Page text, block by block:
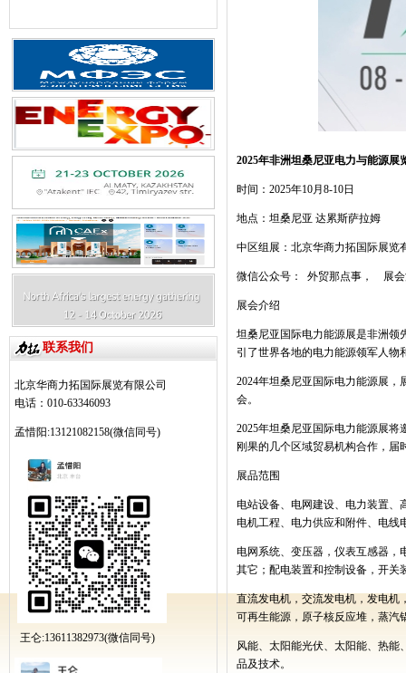
联系我们
北京华商力拓国际展览有限公司
电话：010-63346093
孟惜阳:13121082158(微信同号)
王仑:13611382973(微信同号)
2025年非洲坦桑尼亚电力与能源展
时间： 2025年10月 8-10日
地点：坦桑尼亚 达累斯萨拉姆
中区组展：北京华商力拓国际展览
微信公众号： 外贸那点事， 展
展会介绍
坦桑尼亚国际电力能源展是非洲领
引了世界各地的电力能源领军人物
2024年坦桑尼亚国际电力能源展，
会。
2025年坦桑尼亚国际电力能源展将
刚果的几个区域贸易机构合作，届
展品范围
电站设备、电网建设、电力装置、
电机工程、电力供应和附件、电线
电网系统、变压器，仪表互感器，
其它；配电装置和控制设备，开关
直流发电机，交流发电机，发电机
可再生能源，原子核反应堆，蒸汽
风能、太阳能光伏、太阳能、热
品及技术。